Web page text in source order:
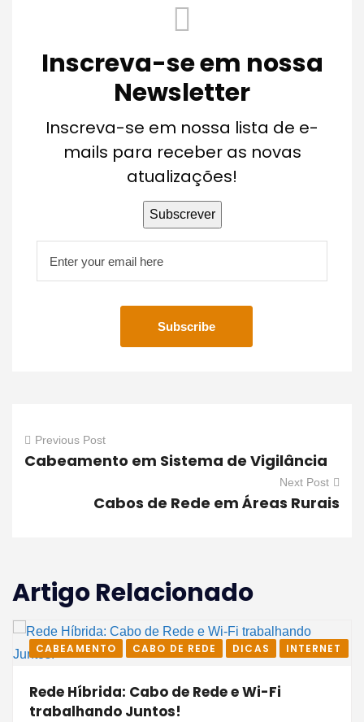
Inscreva-se em nossa
Newsletter
Inscreva-se em nossa lista de e-
mails para receber as novas
atualizações!
Previous Post
Cabeamento em Sistema de Vigilância
Next Post
Cabos de Rede em Áreas Rurais
Artigo Relacionado
CABEAMENTO CABO DE REDE DICAS INTERNET
Rede Híbrida: Cabo de Rede e Wi-Fi
trabalhando Juntos!